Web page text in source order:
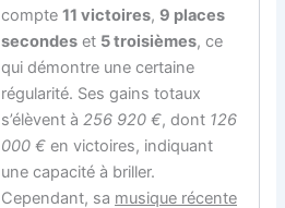
compte11 victoires, 9 places
secondes et 5 troisièmes, ce
qui démontre une certaine
régularité. Ses gains totaux
s’élèvent à 256 920 €, dont 126
000 € en victoires, indiquant
une capacité à briller.
Cependant, sa musique récente